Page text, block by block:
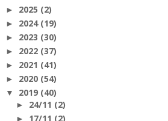
► 2025 (2)
► 2024 (19)
► 2023 (30)
► 2022 (37)
► 2021 (41)
► 2020 (54)
▼ 2019 (40)
► 24/11 (2)
► 17/11 (2)